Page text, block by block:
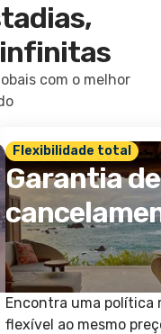
com o melhor
Flexibilidade total
Garantia de
Encontra uma política
flexível ao mesmo